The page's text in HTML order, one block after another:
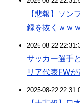
【悲報】ソン
録を抜くｗｗ
2025-08-22
サッカー選手
リア代表FW
2025-08-22